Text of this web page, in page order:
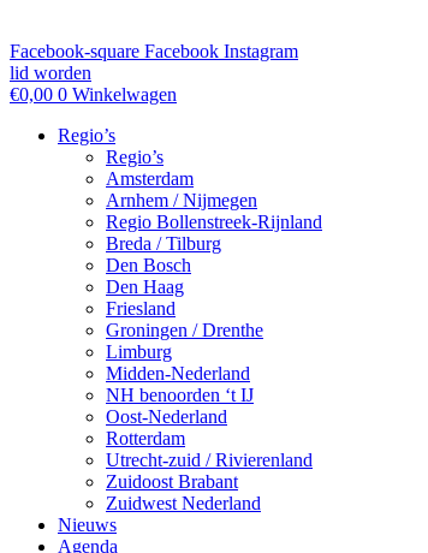
Facebook-square Facebook Instagram
lid worden
€0,00 0 Winkelwagen
Regio’s
Regio’s
Amsterdam
Arnhem / Nijmegen
Regio Bollenstreek-Rijnland
Breda / Tilburg
Den Bosch
Den Haag
Friesland
Groningen / Drenthe
Limburg
Midden-Nederland
NH benoorden ‘t IJ
Oost-Nederland
Rotterdam
Utrecht-zuid / Rivierenland
Zuidoost Brabant
Zuidwest Nederland
Nieuws
Agenda